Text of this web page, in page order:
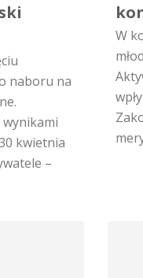
naboru na
kwietnia
–
W